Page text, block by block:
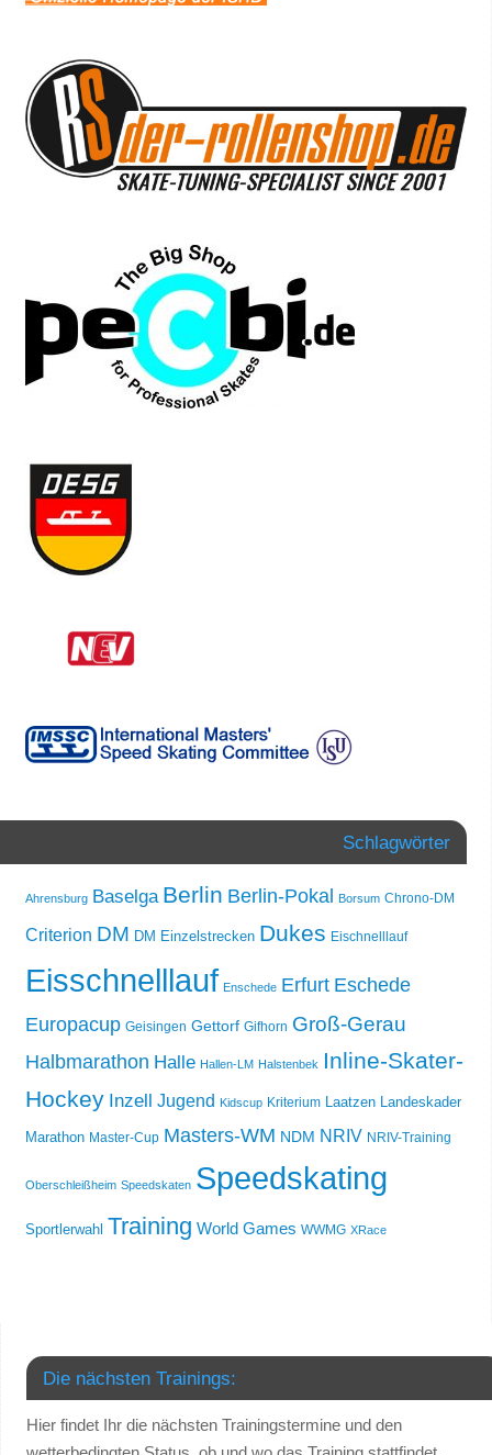
Schlagwörter
Ahrensburg Baselga Berlin Berlin-Pokal Borsum Chrono-DM
Criterion DM DM Einzelstrecken Dukes Eischnelllauf
Eisschnelllauf Enschede Erfurt Eschede
Europacup Geisingen Gettorf Gifhorn Groß-Gerau
Halbmarathon Halle Hallen-LM Halstenbek Inline-Skater-
Hockey Inzell Jugend Kidscup Kriterium Laatzen Landeskader
Marathon Master-Cup Masters-WM NDM NRIV NRIV-Training
Oberschleißheim Speedskaten Speedskating
Sportlerwahl Training World Games WWMG XRace
Die nächsten Trainings:
Hier findet Ihr die nächsten Trainingstermine und den